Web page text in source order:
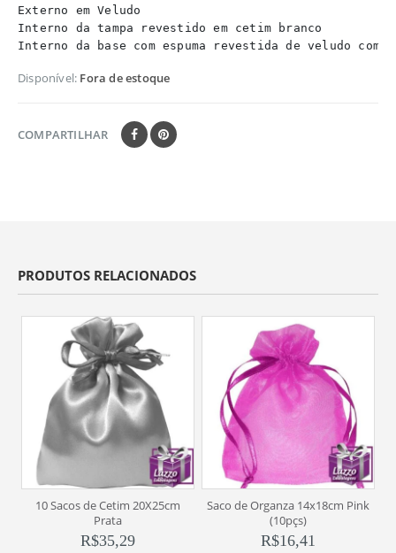
Externo em Veludo
Interno da tampa revestido em cetim branco
Interno da base com espuma revestida de veludo com
Disponível: Fora de estoque
COMPARTILHAR
PRODUTOS RELACIONADOS
10 Sacos de Cetim 20X25cm
Prata
R$35,29
Saco de Organza 14x18cm Pink
(10pçs)
R$16,41